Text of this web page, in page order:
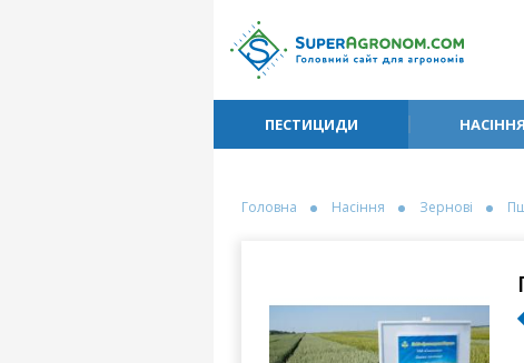
ПЕСТИЦИДИ НАСІННЯ
Головна Насіння Зернові